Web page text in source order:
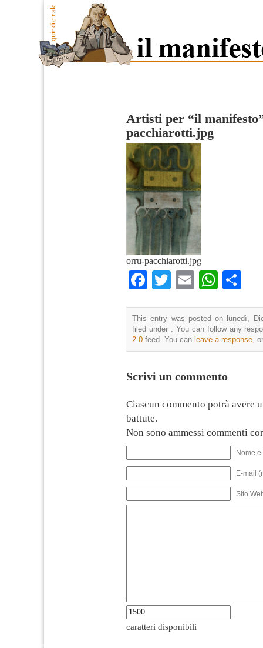
Artisti per “il
pacchiarotti.jpg
orru-pacchiarotti.jpg
Facebook
TwitterEmail
This entry was posted on lunedì,
filed under . You can follow any
2.0 feed. You can leave a response,
Scrivi un commento
Ciascun commento potrà avere
battute.
Non sono ammessi commenti
Nome
E-mail
Sito
caratteri disponibili